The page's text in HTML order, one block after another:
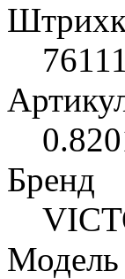
Бренд
Модель